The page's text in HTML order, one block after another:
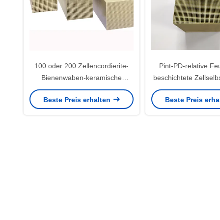
100 oder 200 Zellencordierite-
Bienenwaben-keramische
Katalysator-Substrat-
Fördermaschine Nox-
Beste Preis erhalten
Pint-PD-relative
beschichtete
Störungsbesuch
Bienenwaben-
Beste Preis